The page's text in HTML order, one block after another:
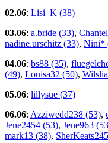
02.06: Lisi_K (38)
03.06: a.bride (33),
nadine.urschitz (33), Nini*
04.06: bs88 (35),
(49), Louisa32 (50),
05.06: lillysue (37)
06.06: Azziwedd238 (53),
Jene2454 (53), Jene963
mark13 (38),